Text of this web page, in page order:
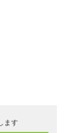
ます